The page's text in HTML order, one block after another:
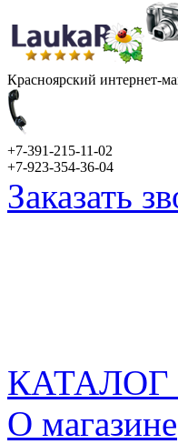
Красноярский интернет-
+7-391-215-11-02
+7-923-354-36-04
Заказать
О магазине